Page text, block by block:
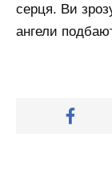
серця. Ви
ангели